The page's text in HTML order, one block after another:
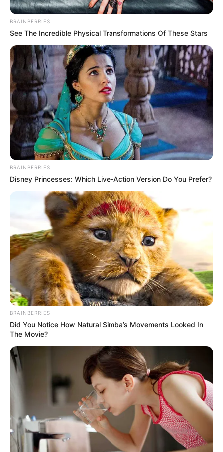
BRAINBERRIES
See The Incredible Physical Transformations Of These Stars
BRAINBERRIES
Disney Princesses: Which Live-Action Version Do You Prefer?
BRAINBERRIES
Did You Notice How Natural Simba’s Movements Looked In
The Movie?